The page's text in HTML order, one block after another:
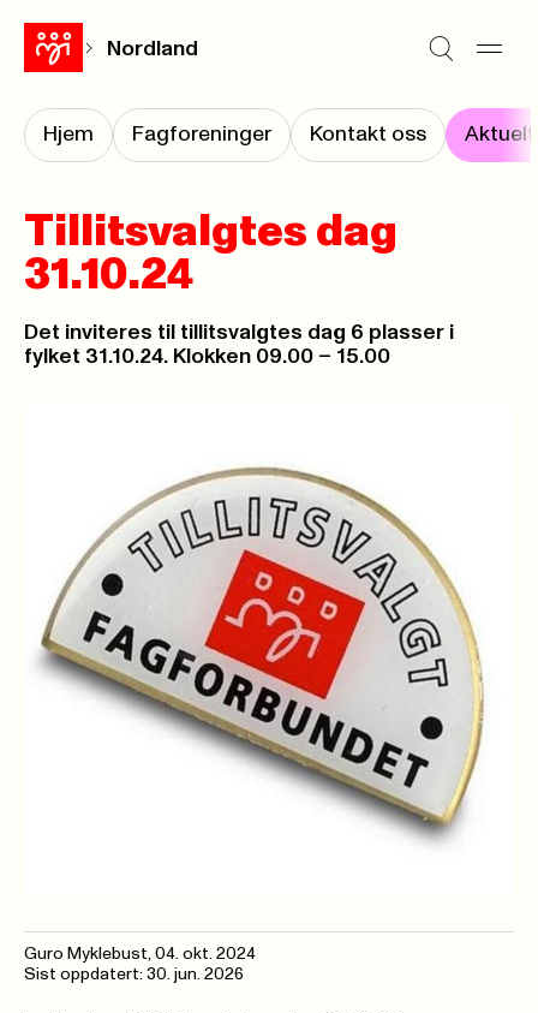
Nordland
Hjem Fagforeninger Kontakt oss Aktuelt
Tillitsvalgtes dag
31.10.24
Det inviteres til tillitsvalgtes dag 6 plasser i
fylket 31.10.24. Klokken 09.00 – 15.00
Guro Myklebust, 04. okt. 2024
Sist oppdatert: 30. jun. 2026